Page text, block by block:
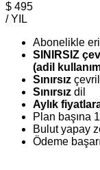
$ 495
/ YIL
Abonelikle
SINIRSIZ
(adil
Sınırsız
Sınırsız dil
Aylık
Plan başına
Bulut yapay
Ödeme